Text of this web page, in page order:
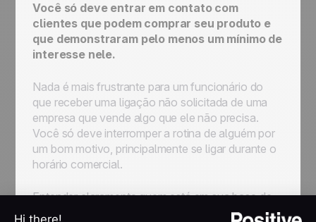
Você só deve entrar em contato com
clientes que podem comprar seu produto e
que demonstraram pelo menos um mínimo de
interesse nele.
Nada é mais frustrante para um funcionário do
que receber uma ligação não solicitada de uma
empresa que vende algo que ele não precisa.
Você só deve interromper a rotina de alguém por
um bom motivo, principalmente se ligar durante o
horário comercial.
Entender claramente quem está em sua base de
clientes maximiza suas chances de conversão e,